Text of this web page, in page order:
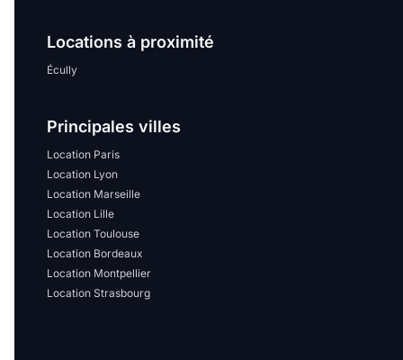
Locations à proximité
Écully
Principales villes
Location Paris
Location Lyon
Location Marseille
Location Lille
Location Toulouse
Location Bordeaux
Location Montpellier
Location Strasbourg